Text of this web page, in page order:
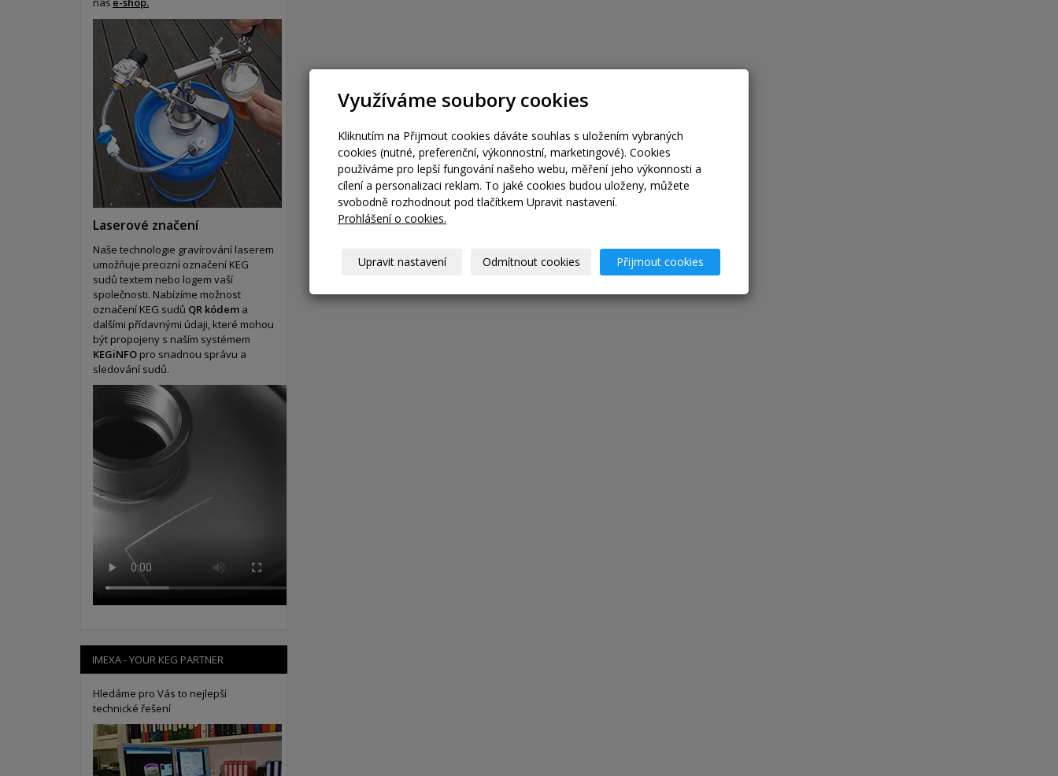
Laserové značení
Naše technologie gravírování laserem
umožňuje precizní označení KEG
sudů textem nebo logem vaší
společnosti. Nabízíme možnost
označení KEG sudů QR kódem a
dalšími přídavnými údaji, které mohou
být propojeny s naším systémem
KEGiNFO pro snadnou správu a
sledování sudů.
IMEXA - YOUR KEG PARTNER
Hledáme pro Vás to nejlepší
technické řešení
Využíváme soubory cookies
Kliknutím na Přijmout cookies dáváte souhlas s uložením vybraných
cookies (nutné, preferenční, výkonnostní, marketingové). Cookies
používáme pro lepší fungování našeho webu, měření jeho výkonnosti a
cílení a personalizaci reklam. To jaké cookies budou uloženy, můžete
svobodně rozhodnout pod tlačítkem Upravit nastavení.
Prohlášení o cookies.
Upravit nastavení Odmítnout cookies Přijmout cookies